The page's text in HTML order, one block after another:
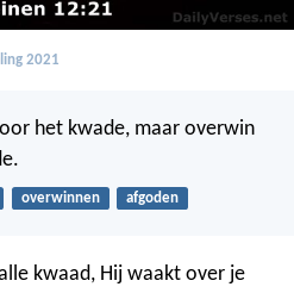
2021
het kwade, maar overwin
overwinnen afgoden
kwaad, Hij waakt over je